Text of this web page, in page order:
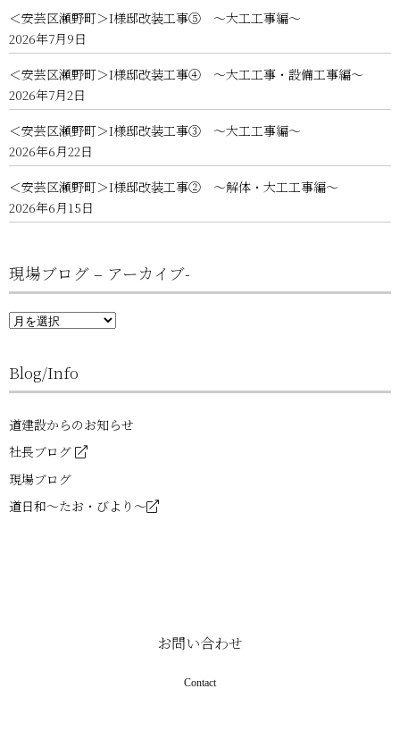
＜安芸区瀬野町＞I様邸改装工事⑤ ～大工工事編～
2026年7月9日
＜安芸区瀬野町＞I様邸改装工事④ ～大工工事・設備工事編～
2026年7月2日
＜安芸区瀬野町＞I様邸改装工事③ ～大工工事編～
2026年6月22日
＜安芸区瀬野町＞I様邸改装工事② ～解体・大工工事編～
2026年6月15日
現場ブログ – アーカイブ-
現
場
グ
–
ー
カ
イ
ブ-
Blog/Info
道建設からのお知らせ
社長ブログ
現場ブログ
道日和～たお・びより～
お問い合わせ
Contact